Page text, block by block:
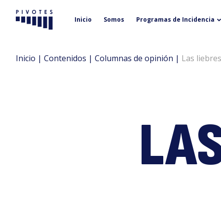
Pivotes Inicio Somos Programas de Incidencia
Inicio | Contenidos | Columnas de opinión | Las